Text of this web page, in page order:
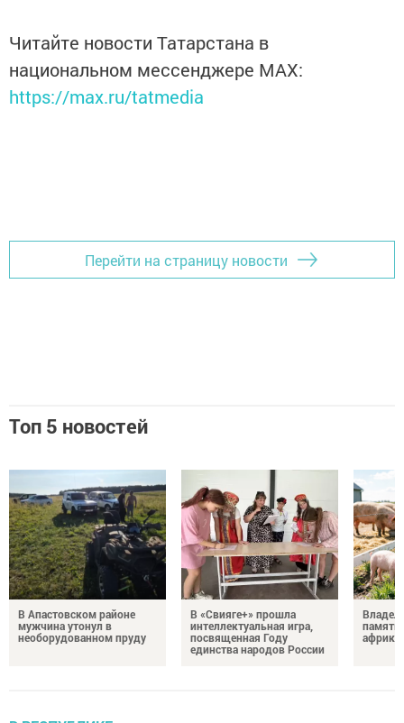
Читайте новости Татарстана в
национальном мессенджере MАХ:
https://max.ru/tatmedia
Перейти на страницу новости
Топ 5 новостей
В Апастовском районе
мужчина утонул в
необорудованном пруду
В «Свияге+» прошла
интеллектуальная игра,
посвященная Году
единства народов России